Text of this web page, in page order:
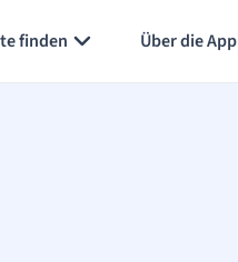
finden Über die App